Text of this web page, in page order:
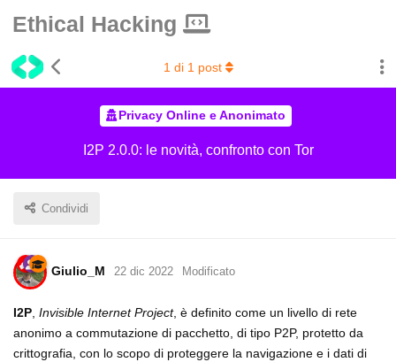
Ethical Hacking
Privacy Online e Anonimato
I2P 2.0.0: le novità, confronto con Tor
Condividi
1 di 1 post
Giulio_M 22 dic 2022 Modificato
I2P Invisible Internet Project, è definito come un livello di rete
anonimo a commutazione di pacchetto, di tipo P2P, protetto da
crittografia, con lo scopo di proteggere la navigazione e i dati di